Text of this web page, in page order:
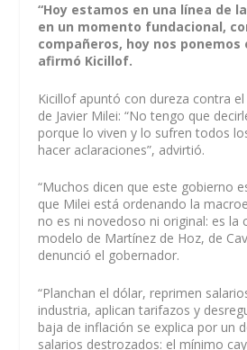
“Hoy estamos en una línea de
en un momento fundacional,
compañeros, hoy nos ponemos
afirmó Kicillof.
Kicillof apuntó con dureza contra
de Javier Milei: “No tengo que
porque lo viven y lo sufren todos
hacer aclaraciones”, advirtió.
“Muchos dicen que este gobierno
que Milei está ordenando la
no es ni novedoso ni original: es la
modelo de Martínez de Hoz, de
denunció el gobernador.
“Planchan el dólar, reprimen
industria, aplican tarifazos y
baja de inflación se explica por un
salarios destrozados: el mínimo